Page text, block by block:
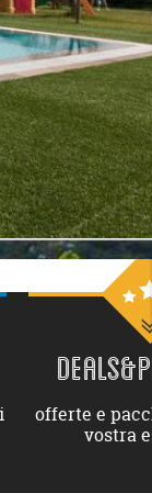
offerte e
vostra